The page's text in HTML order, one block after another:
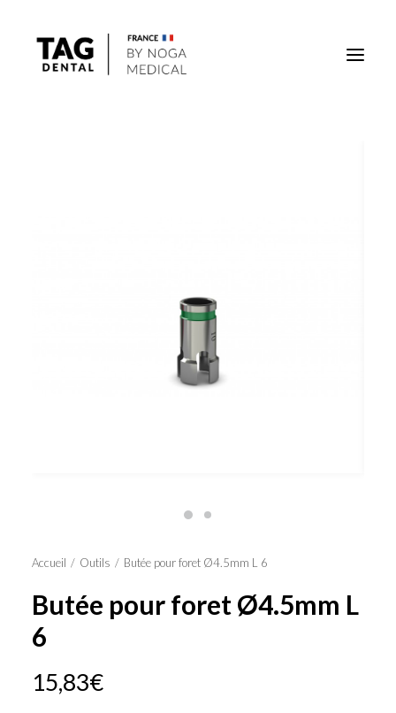
DigiTag
Recherche
Accueil Outils Butée pour foret Ø4.5mm L 6
Butée pour foret Ø4.5mm L
6
15,83€